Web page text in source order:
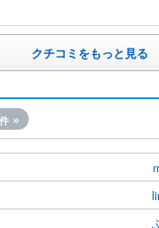
クチコミをもっと見る
件 »